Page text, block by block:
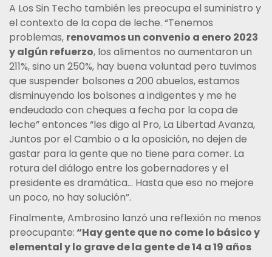
A Los Sin Techo también les preocupa el suministro y
el contexto de la copa de leche. “Tenemos
problemas, renovamos un convenio a enero 2023
y algún refuerzo, los alimentos no aumentaron un
211%, sino un 250%, hay buena voluntad pero tuvimos
que suspender bolsones a 200 abuelos, estamos
disminuyendo los bolsones a indigentes y me he
endeudado con cheques a fecha por la copa de
leche” entonces “les digo al Pro, La Libertad Avanza,
Juntos por el Cambio o a la oposición, no dejen de
gastar para la gente que no tiene para comer. La
rotura del diálogo entre los gobernadores y el
presidente es dramática… Hasta que eso no mejore
un poco, no hay solución”.
Finalmente, Ambrosino lanzó una reflexión no menos
preocupante:“Hay gente que no come lo básico y
elemental y lo grave de la gente de 14 a 19 años